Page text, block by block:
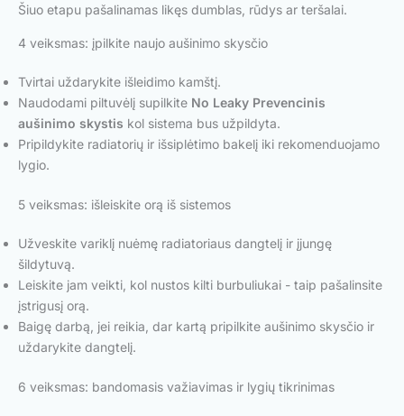
Šiuo etapu pašalinamas likęs dumblas, rūdys ar teršalai.
4 veiksmas: įpilkite naujo aušinimo skysčio
Tvirtai uždarykite išleidimo kamštį.
Naudodami piltuvėlį supilkite No Leaky Prevencinis
aušinimo skystis kol sistema bus užpildyta.
Pripildykite radiatorių ir išsiplėtimo bakelį iki rekomenduojamo
lygio.
5 veiksmas: išleiskite orą iš sistemos
Užveskite variklį nuėmę radiatoriaus dangtelį ir įjungę
šildytuvą.
Leiskite jam veikti, kol nustos kilti burbuliukai - taip pašalinsite
įstrigusį orą.
Baigę darbą, jei reikia, dar kartą pripilkite aušinimo skysčio ir
uždarykite dangtelį.
6 veiksmas: bandomasis važiavimas ir lygių tikrinimas